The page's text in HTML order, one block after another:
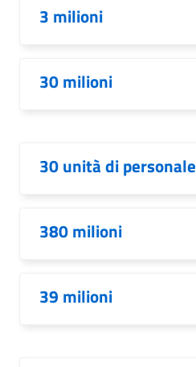
3 milioni
30 milioni
30 unità di personale
380 milioni
39 milioni